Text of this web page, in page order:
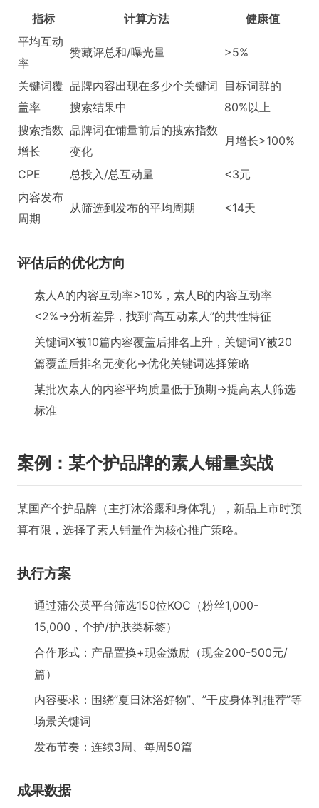
指标 计算方法
健康值
平均互动
率
赞藏评总和/曝光量 >5%
关键词覆
盖率
品牌内容出现在多少个关键词
搜索结果中
目标词群的
80%以上
搜索指数
增长
品牌词在铺量前后的搜索指数
变化
月增长>100%
CPE 总投入/总互动量
<3元
内容发布
周期
从筛选到发布的平均周期 <14天
评估后的优化方向
素人A的内容互动率>10%，素人B的内容互动率
<2%→分析差异，找到”高互动素人”的共性特征
关键词X被10篇内容覆盖后排名上升，关键词Y被20
篇覆盖后排名无变化→优化关键词选择策略
某批次素人的内容平均质量低于预期→提高素人筛选
标准
案例：某个护品牌的素人铺量实战
某国产个护品牌（主打沐浴露和身体乳），新品上市时预
算有限，选择了素人铺量作为核心推广策略。
执行方案
通过蒲公英平台筛选150位KOC（粉丝1,000-
15,000，个护/护肤类标签）
合作形式：产品置换+现金激励（现金200-500元/
篇）
内容要求：围绕”夏日沐浴好物”、”干皮身体乳推荐”等
场景关键词
发布节奏：连续3周、每周50篇
成果数据